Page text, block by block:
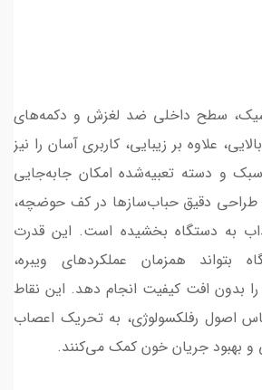
شیک، سطح داخلی ضد لغزش و دکمه‌های
علاوه بر زیبایی، کاربری آسان را نیز
و دسته تعبیه‌شده امکان جابه‌جایی
طراحی دقیق حباب‌سازها در کف حوضچه،
به دستگاه بخشیده است. این قدرت
بتواند همزمان عملکردهای ویبره،
بدون افت کیفیت انجام دهد. این نقاط
اصول رفلکسولوژی، به تحریک اعصاب
بهبود جریان خون کمک می‌کنند.